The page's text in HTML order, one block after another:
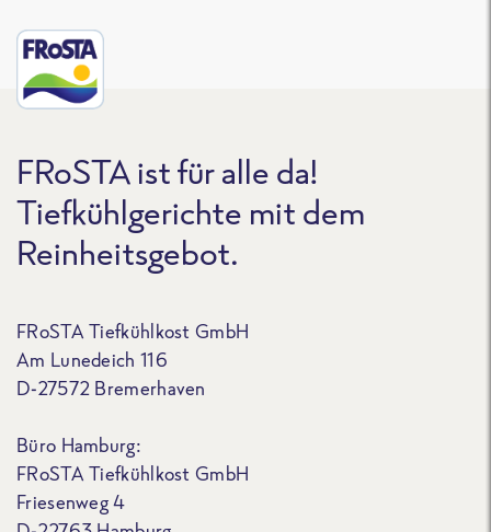
FRoSTA ist für alle da!
Tiefkühlgerichte mit dem
Reinheitsgebot.
FRoSTA Tiefkühlkost GmbH
Am Lunedeich 116
D-27572 Bremerhaven
Büro Hamburg:
FRoSTA Tiefkühlkost GmbH
Friesenweg 4